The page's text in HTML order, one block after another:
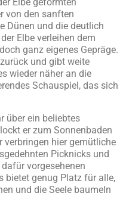
von den sanften
Dünen und die deutlich
Elbe verleihen dem
ganz eigenes Gepräge.
und gibt weite
wieder näher an die
Schauspiel, das sich
über ein beliebtes
er zum Sonnenbaden
verbringen hier gemütliche
Picknicks und
vorgesehenen
bietet genug Platz für alle,
und die Seele baumeln